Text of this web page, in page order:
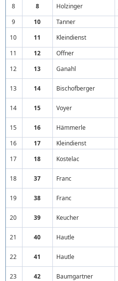
8 8 Holzinger
9
10 Tanner
10
11 Kleindienst
11
12 Offner
12
13 Ganahl
13 14 Bischofberger
14 15 Voyer
15 16 Hämmerle
16
17 Kleindienst
17
18 Kostelac
18 37 Franc
19 38 Franc
20 39 Keucher
21 40 Hautle
22 41 Hautle
23 42 Baumgartner